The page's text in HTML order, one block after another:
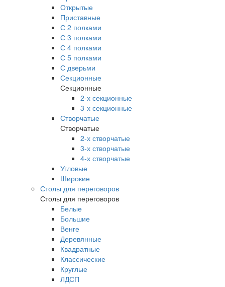
Открытые
Приставные
С 2 полками
С 3 полками
С 4 полками
С 5 полками
С дверьми
Секционные
Секционные
2-х секционные
3-х секционные
Створчатые
Створчатые
2-х створчатые
3-х створчатые
4-х створчатые
Угловые
Широкие
Столы для переговоров
Столы для переговоров
Белые
Большие
Венге
Деревянные
Квадратные
Классические
Круглые
ЛДСП